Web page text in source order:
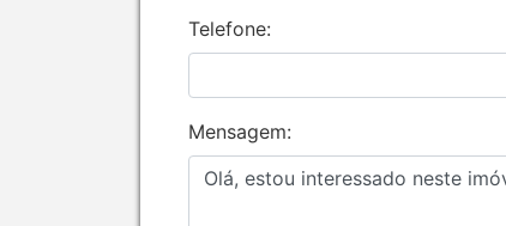
Telefone:
Mensagem: